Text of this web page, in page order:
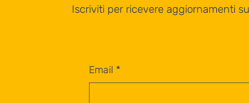
Iscriviti per ricevere aggiornamenti
Email *